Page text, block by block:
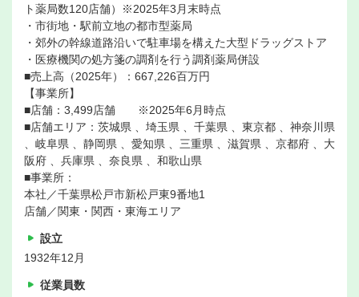
ト薬局数120店舗）※2025年3月末時点
・市街地・駅前立地の都市型薬局
・郊外の幹線道路沿いで駐車場を構えた大型ドラッグストア
・医療機関の処方箋の調剤を行う調剤薬局併設
■売上高（2025年）：667,226百万円
【事業所】
■店舗：3,499店舗 ※2025年6月時点
■店舗エリア：茨城県 、埼玉県 、千葉県 、東京都 、神奈川県
、岐阜県 、静岡県 、愛知県 、三重県 、滋賀県 、京都府 、大
阪府 、兵庫県 、奈良県 、和歌山県
■事業所：
本社／千葉県松戸市新松戸東9番地1
店舗／関東・関西・東海エリア
設立
1932年12月
従業員数